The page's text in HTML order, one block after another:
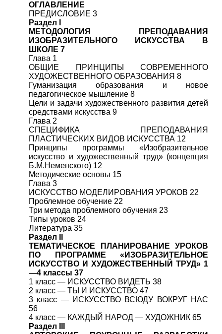
ОГЛАВЛЕНИЕ
ПРЕДИСЛОВИЕ 3
Раздел I
МЕТОДОЛОГИЯ ПРЕПОДАВАНИЯ
ИЗОБРАЗИТЕЛЬНОГО ИСКУССТВА В
ШКОЛЕ 7
Глава 1
ОБЩИЕ ПРИНЦИПЫ СОВРЕМЕННОГО
ХУДОЖЕСТВЕННОГО ОБРАЗОВАНИЯ 8
Гуманизация образования и новое
педагогическое мышление 8
Цели и задачи художественного развития детей
средствами искусства 9
Глава 2
СПЕЦИФИКА ПРЕПОДАВАНИЯ
ПЛАСТИЧЕСКИХ ВИДОВ ИСКУССТВА 12
Принципы программы «Изобразительное
искусство и художественный труд» (концепция
Б.М.Неменского) 12
Методические основы 15
Глава 3
ИСКУССТВО МОДЕЛИРОВАНИЯ УРОКОВ 22
Проблемное обучение 22
Три метода проблемного обучения 23
Типы уроков 24
Литература 35
Раздел II
ТЕМАТИЧЕСКОЕ ПЛАНИРОВАНИЕ УРОКОВ
ПО ПРОГРАММЕ «ИЗОБРАЗИТЕЛЬНОЕ
ИСКУССТВО И ХУДОЖЕСТВЕННЫЙ ТРУД» 1
—4 классы 37
1 класс — ИСКУССТВО ВИДЕТЬ 38
2 класс — ТЫ И ИСКУССТВО 47
3 класс — ИСКУССТВО ВСЮДУ ВОКРУГ НАС
56
4 класс — КАЖДЫЙ НАРОД — ХУДОЖНИК 65
Раздел III